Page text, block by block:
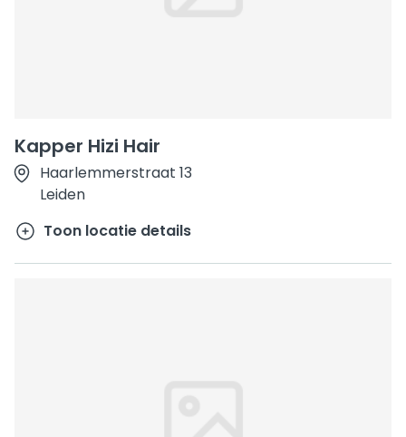
Kapper Hizi Hair
Haarlemmerstraat 13
Leiden
Toon locatie details